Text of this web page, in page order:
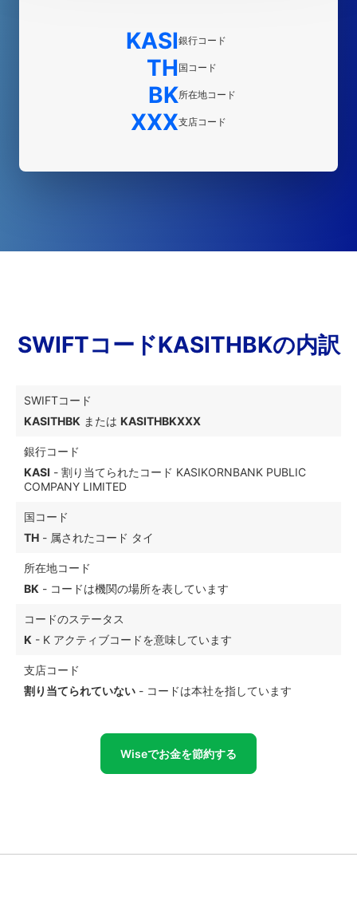
KASI銀行コード
TH国コード
BK所在地コード
XXX支店コード
SWIFTコードKASITHBKの内訳
SWIFTコード
KASITHBK または KASITHBKXXX
銀行コード
KASI - 割り当てられたコード KASIKORNBANK PUBLIC
COMPANY LIMITED
国コード
TH - 属されたコード タイ
所在地コード
BK - コードは機関の場所を表しています
コードのステータス
K - K アクティブコードを意味しています
支店コード
割り当てられていない - コードは本社を指しています
Wiseでお金を節約する